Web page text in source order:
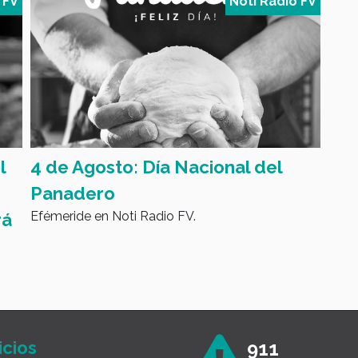
4 de Agosto: Día Nacional del
Panadero
Efémeride en Noti Radio FV.
911